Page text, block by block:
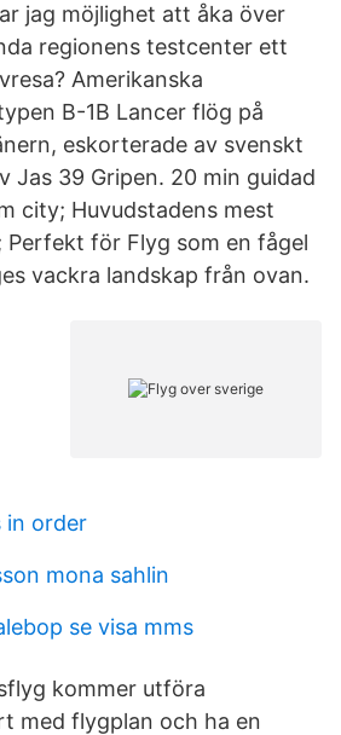
jag möjlighet att åka över
regionens testcenter ett
Amerikanska
B-1B Lancer flög på
eskorterade av svenskt
Jas 39 Gripen. 20 min guidad
city; Huvudstadens mest
Perfekt för Flyg som en fågel
vackra landskap från ovan.
in order
mona sahlin
se visa mms
kommer utföra
med flygplan och ha en